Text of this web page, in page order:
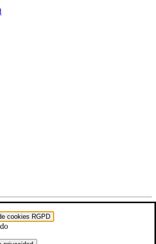
Hestia | Desarrollado porThemeIsle
cookies RGPD